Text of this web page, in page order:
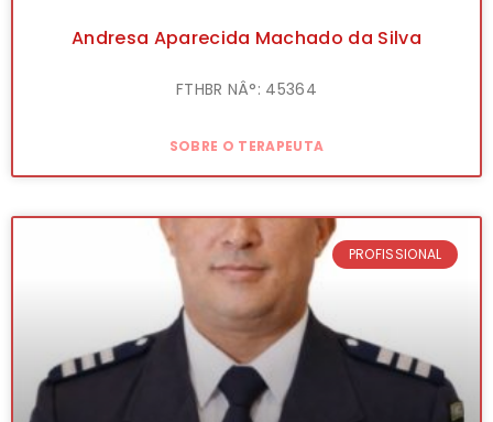
Andresa Aparecida Machado da Silva
FTHBR NÂ°: 45364
SOBRE O TERAPEUTA
PROFISSIONAL